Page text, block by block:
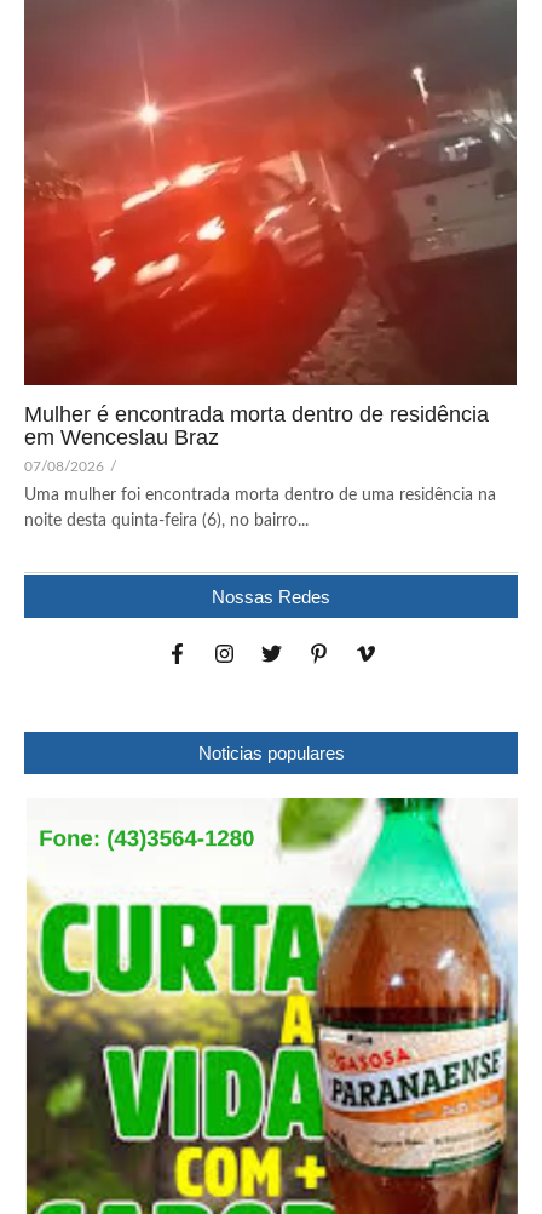
Mulher é encontrada morta dentro de residência
em Wenceslau Braz
07/08/2026 /
Uma mulher foi encontrada morta dentro de uma residência na
noite desta quinta-feira (6), no bairro...
Nossas Redes
Noticias populares